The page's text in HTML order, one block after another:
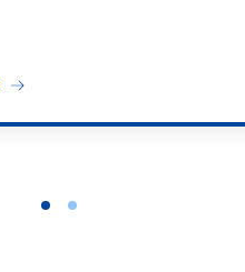
ABOUT IL DIPARTIMENTO